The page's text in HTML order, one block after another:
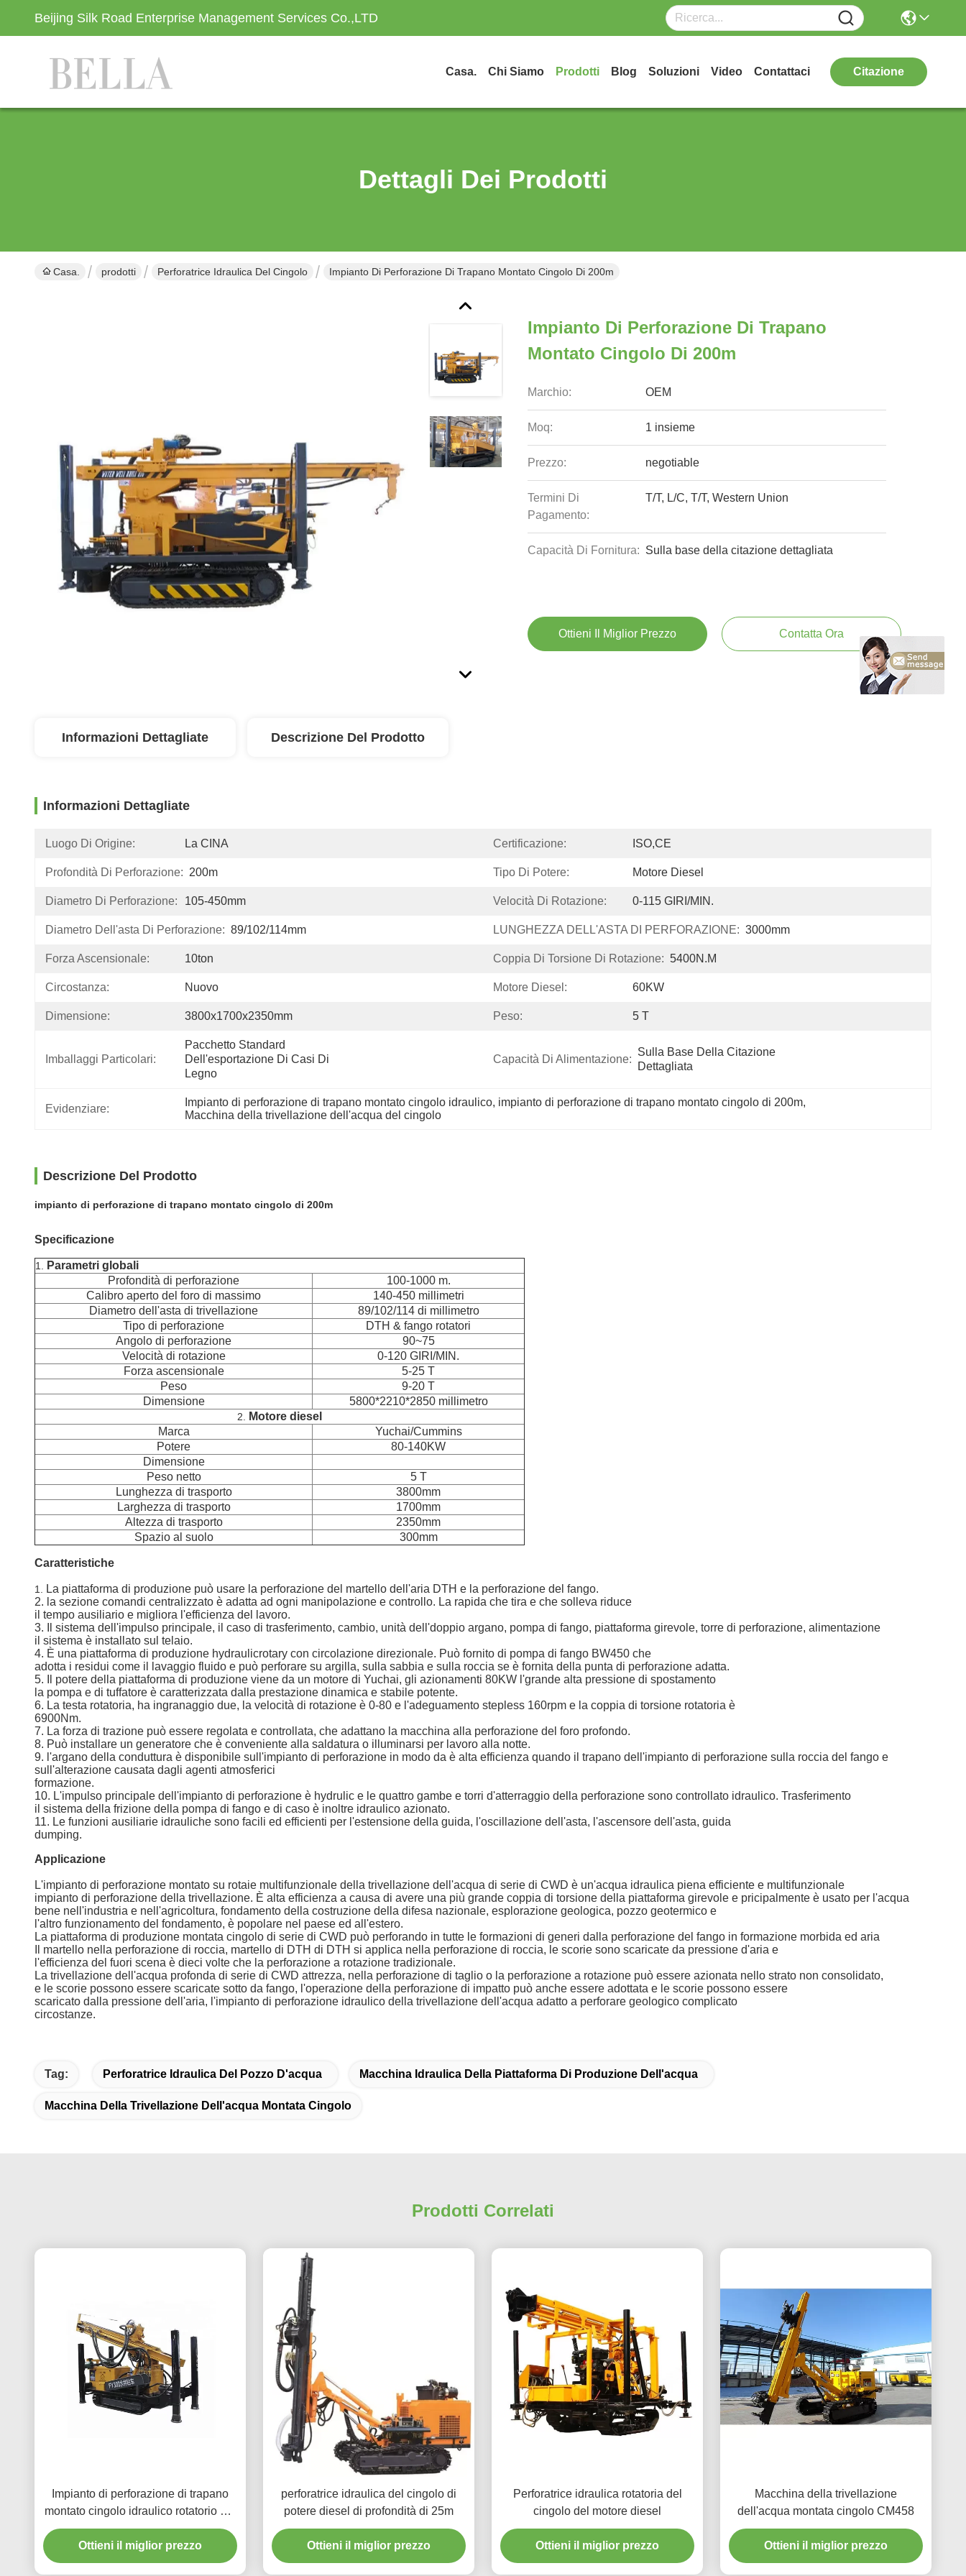
Beijing Silk Road Enterprise Management Services Co.,LTD
Casa. Chi Siamo Prodotti Blog Soluzioni Video Contattaci Citazione
Dettagli Dei Prodotti
Casa. prodotti Perforatrice Idraulica Del Cingolo Impianto Di Perforazione Di Trapano Montato Cingolo Di 200m
Impianto Di Perforazione Di Trapano
Montato Cingolo Di 200m
Marchio: OEM
Moq: 1 insieme
Prezzo: negotiable
Termini Di
Pagamento:
T/T, L/C, T/T, Western Union
Capacità Di Fornitura: Sulla base della citazione dettagliata
Ottieni Il Miglior Prezzo Contatta Ora
Informazioni Dettagliate Descrizione Del Prodotto
Informazioni Dettagliate
Luogo Di Origine: La CINA Certificazione: ISO,CE
Profondità Di Perforazione: 200m Tipo Di Potere: Motore Diesel
Diametro Di Perforazione: 105-450mm Velocità Di Rotazione: 0-115 GIRI/MIN.
Diametro Dell'asta Di Perforazione: 89/102/114mm LUNGHEZZA DELL'ASTA DI PERFORAZIONE: 3000mm
Forza Ascensionale: 10ton Coppia Di Torsione Di Rotazione: 5400N.M
Circostanza: Nuovo Motore Diesel: 60KW
Dimensione: 3800x1700x2350mm Peso: 5 T
Imballaggi Particolari:
Pacchetto Standard
Dell'esportazione Di Casi Di
Legno
Capacità Di Alimentazione:
Sulla Base Della Citazione
Dettagliata
Evidenziare:
Impianto di perforazione di trapano montato cingolo idraulico, impianto di perforazione di trapano montato cingolo di 200m,
Macchina della trivellazione dell'acqua del cingolo
Descrizione Del Prodotto
impianto di perforazione di trapano montato cingolo di 200m
Specificazione
1.
Parametri globali
Profondità di perforazione
100-1000 m.
Calibro aperto del foro di massimo
140-450 millimetri
Diametro dell'asta di trivellazione
89/102/114 di millimetro
Tipo di perforazione
DTH & fango rotatori
Angolo di perforazione
90~75
Velocità di rotazione
0-120 GIRI/MIN.
Forza ascensionale
5-25 T
Peso
9-20 T
Dimensione
5800*2210*2850 millimetro
2.
Motore diesel
Marca
Yuchai/Cummins
Potere
80-140KW
Dimensione
Peso netto
5 T
Lunghezza di trasporto
3800mm
Larghezza di trasporto
1700mm
Altezza di trasporto
2350mm
Spazio al suolo
300mm
Caratteristiche
1.
La piattaforma di produzione può usare la perforazione del martello dell'aria DTH e la perforazione del fango.
2. la sezione comandi centralizzato è adatta ad ogni manipolazione e controllo. La rapida che tira e che solleva riduce
il tempo ausiliario e migliora l'efficienza del lavoro.
3. Il sistema dell'impulso principale, il caso di trasferimento, cambio, unità dell'doppio argano, pompa di fango, piattaforma girevole, torre di perforazione, alimentazione
il sistema è installato sul telaio.
4. È una piattaforma di produzione hydraulicrotary con circolazione direzionale. Può fornito di pompa di fango BW450 che
adotta i residui come il lavaggio fluido e può perforare su argilla, sulla sabbia e sulla roccia se è fornita della punta di perforazione adatta.
5. Il potere della piattaforma di produzione viene da un motore di Yuchai, gli azionamenti 80KW l'grande alta pressione di spostamento
la pompa e di tuffatore è caratterizzata dalla prestazione dinamica e stabile potente.
6. La testa rotatoria, ha ingranaggio due, la velocità di rotazione è 0-80 e l'adeguamento stepless 160rpm e la coppia di torsione rotatoria è
6900Nm.
7. La forza di trazione può essere regolata e controllata, che adattano la macchina alla perforazione del foro profondo.
8. Può installare un generatore che è conveniente alla saldatura o illuminarsi per lavoro alla notte.
9. l'argano della conduttura è disponibile sull'impianto di perforazione in modo da è alta efficienza quando il trapano dell'impianto di perforazione sulla roccia del fango e
sull'alterazione causata dagli agenti atmosferici
formazione.
10. L'impulso principale dell'impianto di perforazione è hydrulic e le quattro gambe e torri d'atterraggio della perforazione sono controllato idraulico. Trasferimento
il sistema della frizione della pompa di fango e di caso è inoltre idraulico azionato.
11. Le funzioni ausiliarie idrauliche sono facili ed efficienti per l'estensione della guida, l'oscillazione dell'asta, l'ascensore dell'asta, guida
dumping.
Applicazione
L'impianto di perforazione montato su rotaie multifunzionale della trivellazione dell'acqua di serie di CWD è un'acqua idraulica piena efficiente e multifunzionale
impianto di perforazione della trivellazione. È alta efficienza a causa di avere una più grande coppia di torsione della piattaforma girevole e pricipalmente è usato per l'acqua
bene nell'industria e nell'agricoltura, fondamento della costruzione della difesa nazionale, esplorazione geologica, pozzo geotermico e
l'altro funzionamento del fondamento, è popolare nel paese ed all'estero.
La piattaforma di produzione montata cingolo di serie di CWD può perforando in tutte le formazioni di generi dalla perforazione del fango in formazione morbida ed aria
Il martello nella perforazione di roccia, martello di DTH di DTH si applica nella perforazione di roccia, le scorie sono scaricate da pressione d'aria e
l'efficienza del fuori scena è dieci volte che la perforazione a rotazione tradizionale.
La trivellazione dell'acqua profonda di serie di CWD attrezza, nella perforazione di taglio o la perforazione a rotazione può essere azionata nello strato non consolidato,
e le scorie possono essere scaricate sotto da fango, l'operazione della perforazione di impatto può anche essere adottata e le scorie possono essere
scaricato dalla pressione dell'aria, l'impianto di perforazione idraulico della trivellazione dell'acqua adatto a perforare geologico complicato
circostanze.
Tag: Perforatrice Idraulica Del Pozzo D'acqua Macchina Idraulica Della Piattaforma Di Produzione Dell'acqua
Macchina Della Trivellazione Dell'acqua Montata Cingolo
Prodotti Correlati
Impianto di perforazione di trapano
montato cingolo idraulico rotatorio del
pozzo d'acqua di 300m
Ottieni il miglior prezzo
perforatrice idraulica del cingolo di
potere diesel di profondità di 25m
Ottieni il miglior prezzo
Perforatrice idraulica rotatoria del
cingolo del motore diesel
Ottieni il miglior prezzo
Macchina della trivellazione
dell'acqua montata cingolo CM458
Ottieni il miglior prezzo